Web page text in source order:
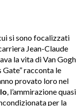
si sono focalizzati
Jean-Claude
la vita di Van Gogh
Gate” racconta le
provato loro nel
, l’ammirazione quasi
per la